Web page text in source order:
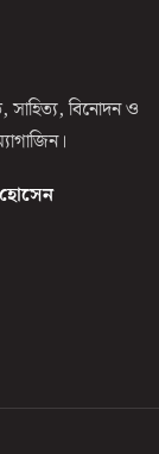
সাহিত্য, বিনোদন ও